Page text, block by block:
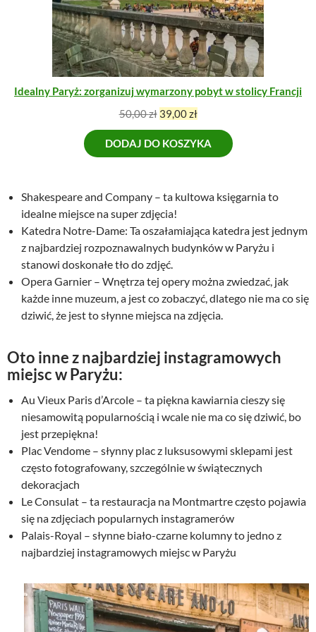
y
n
o
s
i
ł
a
3
9
0
z
ł
.
n
o
s
i
:
2
9
0
0
ł
Idealny Paryż: zorganizuj wymarzony pobyt w stolicy Francji
50,00zł P
i
e
r
n
a
c
e
n
a
w
ł
a
5
0
0
0
39,00złA
k
t
u
c
e
a
w
y
s
3
9
0
0
z
ł
.
DODAJ DO KOSZYKA
Shakespeare and Company – ta kultowa księgarnia to
idealne miejsce na super zdjęcia!
Katedra Notre-Dame: Ta oszałamiająca katedra jest jednym
z najbardziej rozpoznawalnych budynków w Paryżu i
stanowi doskonałe tło do zdjęć.
Opera Garnier – Wnętrza tej opery można zwiedzać, jak
każde inne muzeum, a jest co zobaczyć, dlatego nie ma co się
dziwić, że jest to słynne miejsca na zdjęcia.
Oto inne z najbardziej instagramowych
miejsc w Paryżu:
Au Vieux Paris d’Arcole – ta piękna kawiarnia cieszy się
niesamowitą popularnością i wcale nie ma co się dziwić, bo
jest przepiękna!
Plac Vendome – słynny plac z luksusowymi sklepami jest
często fotografowany, szczególnie w świątecznych
dekoracjach
Le Consulat – ta restauracja na Montmartre często pojawia
się na zdjęciach popularnych instagramerów
Palais-Royal – słynne biało-czarne kolumny to jedno z
najbardziej instagramowych miejsc w Paryżu